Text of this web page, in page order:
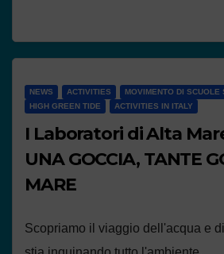
NEWS ACTIVITIES
MOVIMENTO DI SCUOLE
HIGH GREEN TIDE
ACTIVITIES IN ITALY
I Laboratori di Alta
UNA GOCCIA, TANTE
MARE
Scopriamo il viaggio dell'acqua e